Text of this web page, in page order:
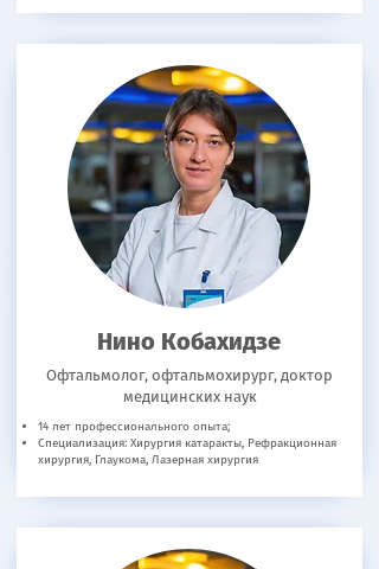
Нино Кобахидзе
Офтальмолог, офтальмохирург, доктор
медицинских наук
14 лет профессионального опыта;
Специализация: Хирургия катаракты, Рефракционная
хирургия, Глаукома, Лазерная хирургия